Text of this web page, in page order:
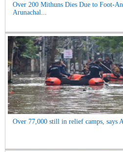
Over 200 Mithuns Dies Due to Foot-
Arunachal...
Over 77,000 still in relief camps, says